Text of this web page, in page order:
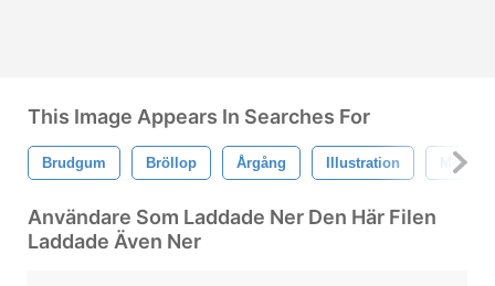
This Image Appears In Searches For
Brudgum Bröllop Årgång Illustration Mode
Användare Som Laddade Ner Den Här Filen
Laddade Även Ner